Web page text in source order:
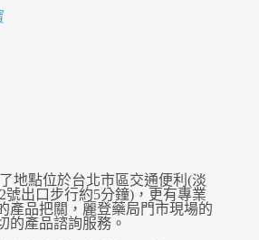
地點位於台北市區交通便利(淡
號出口步行約5分鐘)，更有專業
產品把關，麗登藥局門市現場的
的產品諮詢服務。